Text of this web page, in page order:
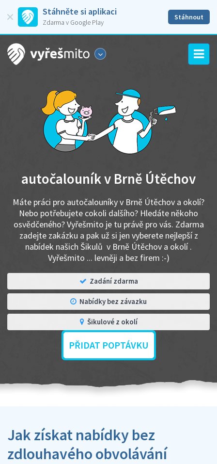
Stáhněte si aplikaci
Zdarma v Google Play
Stáhnout
autočalouník v Brně Útěchov
Máte práci pro autočalouníky v Brně Útěchov a okolí?
Nebo potřebujete cokoli dalšího? Hledáte někoho
osvědčeného? Vyřešmito je tu právě pro vás. Zdarma
zadejte zakázku a pak už si jen vyberete nejlepší z
nabídek našich Šikulů v Brně Útěchov a okolí .
Vyřešmito ... levněji a bez firem :-)
Zadání zdarma
Nabídky bez závazku
Šikulové z okolí
PŘIDAT POPTÁVKU
Jak získat nabídky bez
zdlouhavého obvolávání